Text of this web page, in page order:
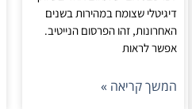
דיגיטלי שצומח במהירות בשנים
האחרונות, זהו הפרסום הנייטיב.
אפשר לראות
המשך קריאה »